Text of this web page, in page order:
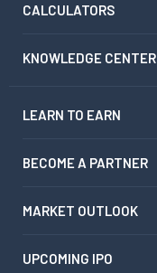
CALCULATORS
KNOWLEDGE CENTER
LEARN TO EARN
BECOME A PARTNER
MARKET OUTLOOK
UPCOMING IPO